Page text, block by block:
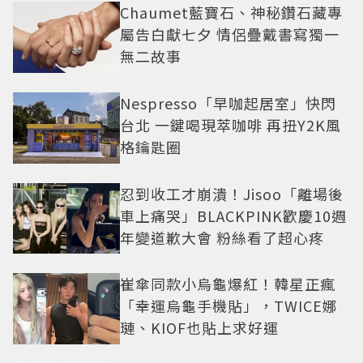
Chaumet藍寶石、神秘鑽石藏專
屬告白獻七夕 情侶疊戴書寫獨一
無二故事
Nespresso「早咖起居室」快閃
台北 一鍵喝現萃咖啡 再扭Y2K風
格鑰匙圈
忍到收工才崩潰！Jisoo「離場後
車上痛哭」BLACKPINK歡慶10週
年變道歉大會 粉絲看了超心疼
崔傘同款小烏龜爆紅！韓星正瘋
「幸運烏龜手機貼」，TWICE娜
璉、KIOF也貼上求好運